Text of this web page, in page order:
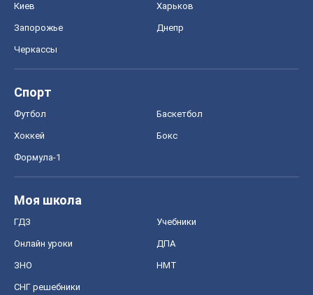
Киев Харьков
Запорожье Днепр
Черкассы
Спорт
Футбол Баскетбол
Хоккей Бокс
Формула-1
Моя школа
ГДЗ Учебники
Онлайн уроки ДПА
ЗНО НМТ
СНГ решебники